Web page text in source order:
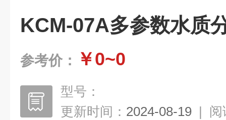
KCM-07A多参数水质
参考价： ￥0~0
型号：
更新时间： 2024-08-19 | 阅